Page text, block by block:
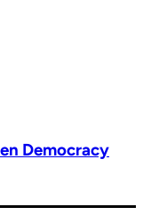
Democracy